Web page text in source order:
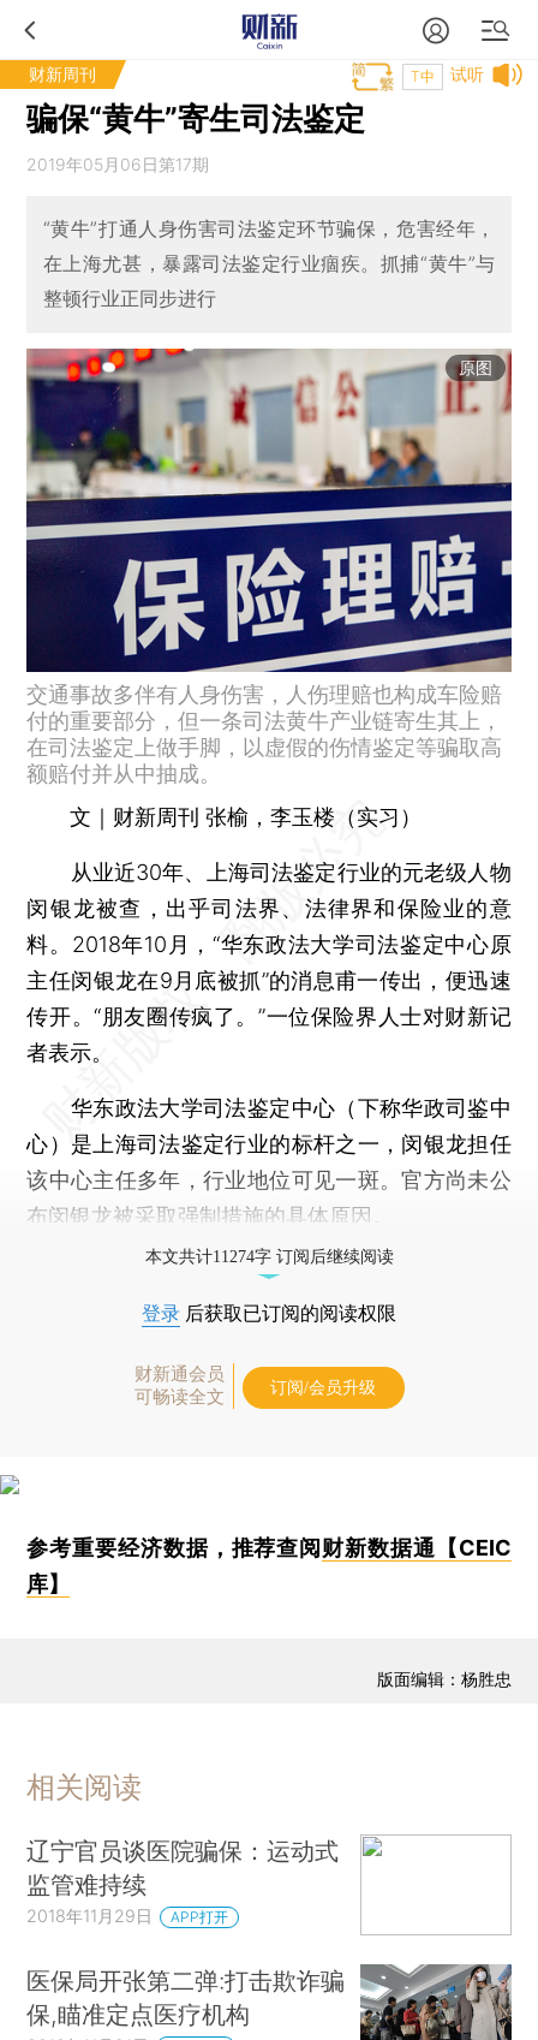
财新周刊 试听
T中
骗保“黄牛”寄生司法鉴定
2019年05月06日第17期
“黄牛”打通人身伤害司法鉴定环节骗保，危害经年，
在上海尤甚，暴露司法鉴定行业痼疾。抓捕“黄牛”与
整顿行业正同步进行
原图
交通事故多伴有人身伤害，人伤理赔也构成车险赔
付的重要部分，但一条司法黄牛产业链寄生其上，
在司法鉴定上做手脚，以虚假的伤情鉴定等骗取高
额赔付并从中抽成。
文｜财新周刊 张榆，李玉楼（实习）
从业近30年、上海司法鉴定行业的元老级人物
闵银龙被查，出乎司法界、法律界和保险业的意
料。2018年10月，“华东政法大学司法鉴定中心原
主任闵银龙在9月底被抓”的消息甫一传出，便迅速
传开。“朋友圈传疯了。”一位保险界人士对财新记
者表示。
华东政法大学司法鉴定中心（下称华政司鉴中
心）是上海司法鉴定行业的标杆之一，闵银龙担任
该中心主任多年，行业地位可见一斑。官方尚未公
布闵银龙被采取强制措施的具体原因。
本文共计11274字 订阅后继续阅读
登录 后获取已订阅的阅读权限
财新通会员
可畅读全文
订阅/会员升级
参考重要经济数据，推荐查阅财新数据通【CEIC
库】
版面编辑：杨胜忠
相关阅读
辽宁官员谈医院骗保：运动式
监管难持续
2018年11月29日 APP打开
医保局开张第二弹:打击欺诈骗
保,瞄准定点医疗机构